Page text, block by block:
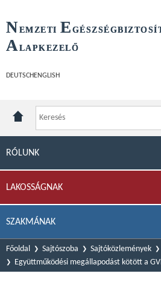
NEMZETI E
ALAPKEZELŐ
DEUTSCH ENGLISH
RÓLUNK
LAKOSSÁGNAK
SZAKMÁNAK
Főoldal Sajtószoba Sajtóközlemények
Együttműködési megállapodást kötött a